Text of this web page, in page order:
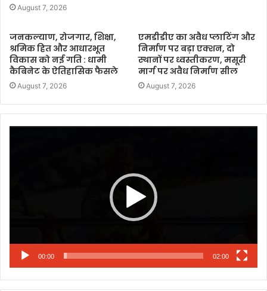
August 7, 2026
जनकल्याण, रोजगार, शिक्षा,
श्रमिक हित और आधारभूत
विकास को नई गति : धामी
कैबिनेट के ऐतिहासिक फैसले
August 7, 2026
एमडीडीए का अवैध प्लाटिंग और
निर्माण पर बड़ा एक्शन, दो
स्थानों पर ध्वस्तीकरण, मसूरी
मार्ग पर अवैध निर्माण सील
August 7, 2026
00:00 02:00